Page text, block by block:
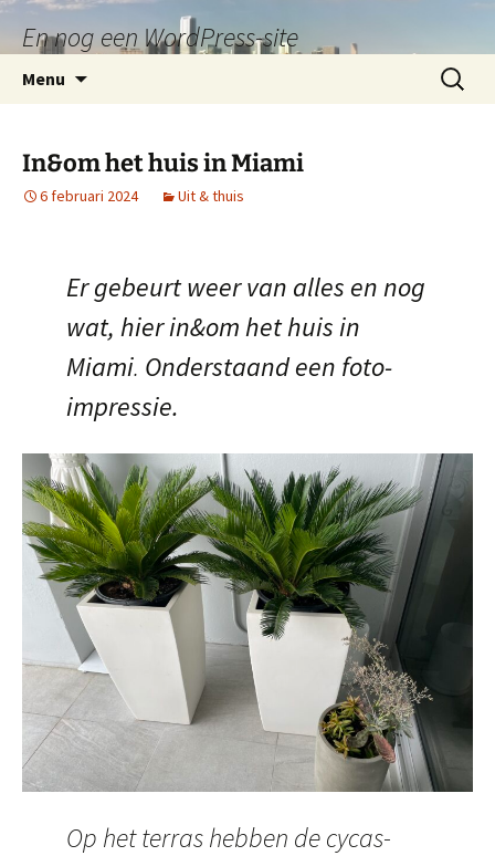
En nog een WordPress-site
Menu
Zoeken
naar:
In&om het huis in Miami
6 februari 2024 Uit & thuis
Er gebeurt weer van alles en nog
wat, hier in&om het huis in
Miami. Onderstaand een foto-
impressie.
Op het terras hebben de cycas-